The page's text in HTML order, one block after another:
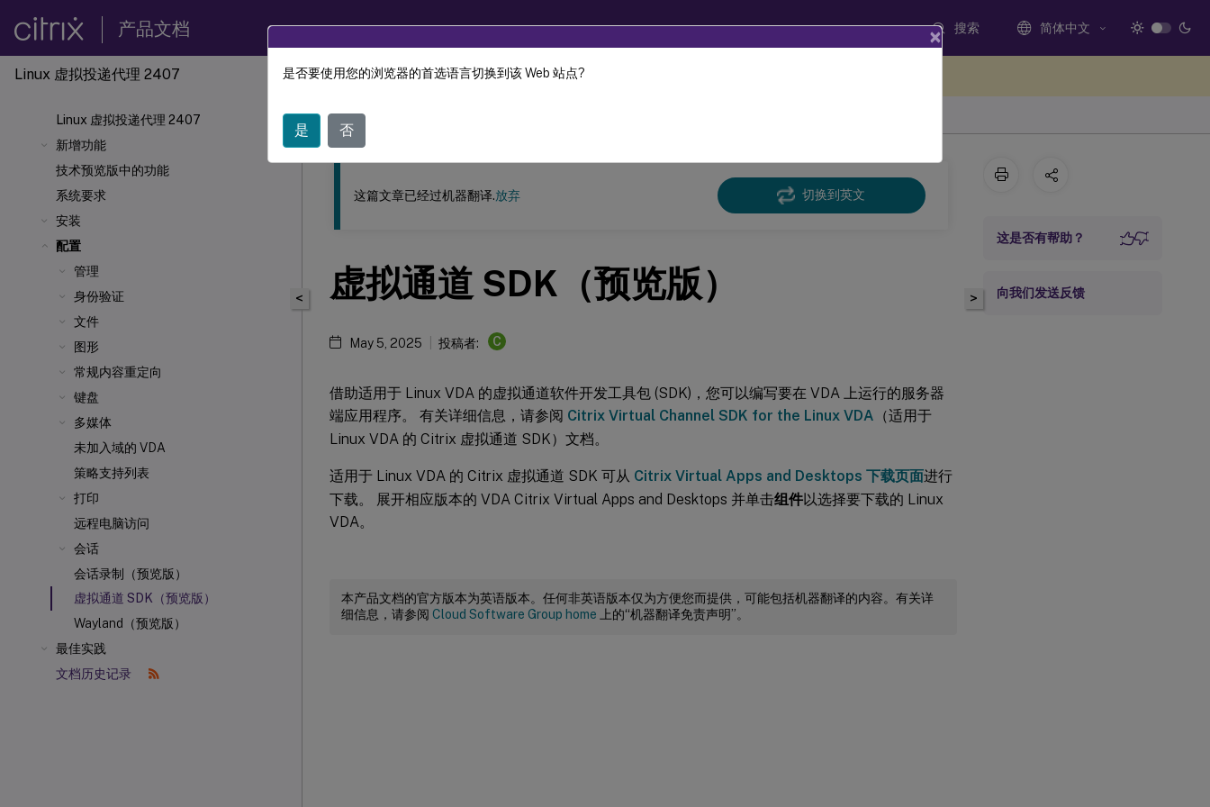
产品文档 搜索 简体中文
Linux 虚拟投递代理 2407
Linux 虚拟投递代理 2407
新增功能
技术预览版中的功能
系统要求
安装
配置
管理
身份验证
文件
图形
常规内容重定向
键盘
多媒体
未加入域的 VDA
策略支持列表
打印
远程电脑访问
会话
会话录制（预览版）
虚拟通道 SDK（预览版）
Wayland（预览版）
最佳实践
文档历史记录
此内容已经过机器动态翻译。
<
这篇文章已经过机器翻译.放弃 切换到英文
虚拟通道 SDK（预览版）
May 5, 2025 投稿者: C
借助适用于 Linux VDA 的虚拟通道软件开发工具包 (SDK)，您可以编写要在 VDA 上运行的服务器
端应用程序。 有关详细信息，请参阅 Citrix Virtual Channel SDK for the Linux VDA （适用于
Linux VDA 的 Citrix 虚拟通道 SDK）文档。
适用于 Linux VDA 的 Citrix 虚拟通道 SDK 可从 Citrix Virtual Apps and Desktops 下载页面进行
下载。 展开相应版本的 VDA Citrix Virtual Apps and Desktops 并单击组件以选择要下载的 Linux
VDA。
本产品文档的官方版本为英语版本。任何非英语版本仅为方便您而提供，可能包括机器翻译的内容。有关详
细信息，请参阅 Cloud Software Group home 上的“机器翻译免责声明”。
>
这是否有帮助？
向我们发送反馈
×
是否要使用您的浏览器的首选语言切换到该 Web 站点?
是 否